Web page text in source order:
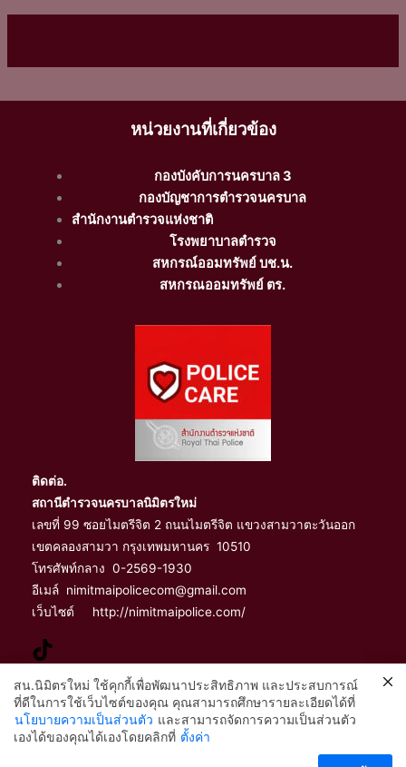
หน่วยงานที่เกี่ยวข้อง
กองบังคับการนครบาล 3
กองบัญชาการตำรวจนครบาล
สำนักงานตำรวจแห่งชาติ
โรงพยาบาลตำรวจ
สหกรณ์ออมทรัพย์ บช.น.
สหกรณออมทรัพย์ ตร.
ติดต่อ.
สถานีตำรวจนครบาลนิมิตรใหม่
เลขที่ 99 ซอยไมตรีจิต 2 ถนนไมตรีจิต แขวงสามวาตะวันออก
เขตคลองสามวา กรุงเทพมหานคร 10510
โทรศัพท์กลาง 0-2569-1930
อีเมล์ nimitmaipolicecom@gmail.com
เว็บไซต์ http://nimitmaipolice.com/
จัดทำและเผยแพร่โดย
ฝ่ายอำนวยการ สถานีตำรวจนครบาลนิมิตรใหม่
สน.นิมิตรใหม่ ใช้คุกกี้เพื่อพัฒนาประสิทธิภาพ และประสบการณ์
ที่ดีในการใช้เว็บไซต์ของคุณ คุณสามารถศึกษารายละเอียดได้ที่
นโยบายความเป็นส่วนตัว และสามารถจัดการความเป็นส่วนตัว
เองได้ของคุณได้เองโดยคลิกที่ ตั้งค่า